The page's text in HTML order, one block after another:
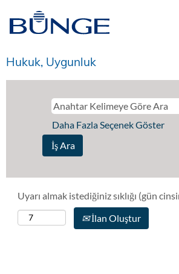
Hukuk, Uygunluk
Daha Fazla Seçenek Göster
Uyarı almak istediğiniz sıklığı (gün
İlan Oluştur